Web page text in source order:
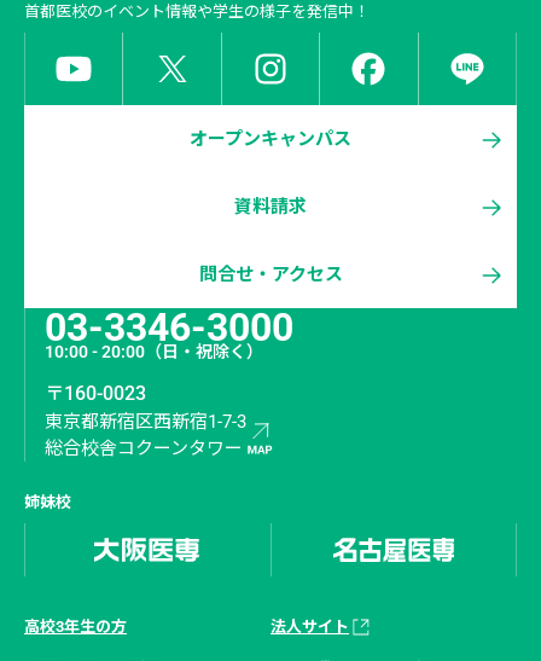
首都医校のイベント情報や学生の様子を発信中！
オープンキャンパス
資料請求
問合せ・アクセス
03-3346-3000
10:00 - 20:00 （日・祝除く）
〒160-0023
東京都新宿区西新宿1-7-3
総合校舎コクーンタワー
姉妹校
高校3年生の方 法人サイト